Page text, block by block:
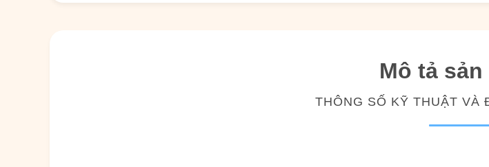
Mô tả sản
THÔNG SỐ KỸ THUẬT VÀ